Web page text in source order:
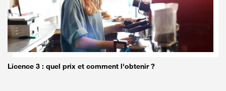
Licence 3 : quel prix et comment l'obtenir ?